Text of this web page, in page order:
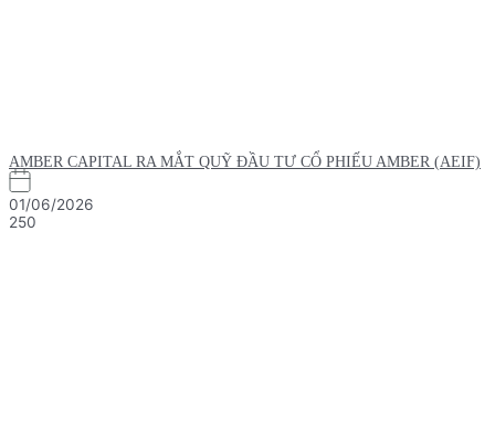
AMBER CAPITAL RA MẮT QUỸ ĐẦU TƯ CỔ PHIẾU AMBER (AEIF)
01/06/2026
250